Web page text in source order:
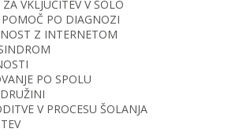
VKLJUČITEV V ŠOLO
PO DIAGNOZI
Z INTERNETOM
PO SPOLU
V PROCESU ŠOLANJA